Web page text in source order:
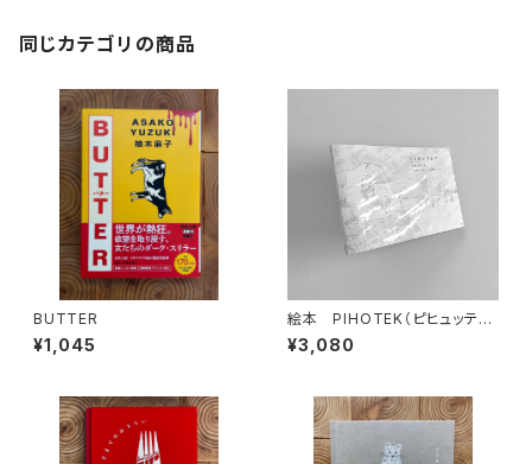
同じカテゴリの商品
BUTTER
¥1,045
絵本 PIHOTEK（ピヒュッティ）
北極を風と歩く
¥3,080